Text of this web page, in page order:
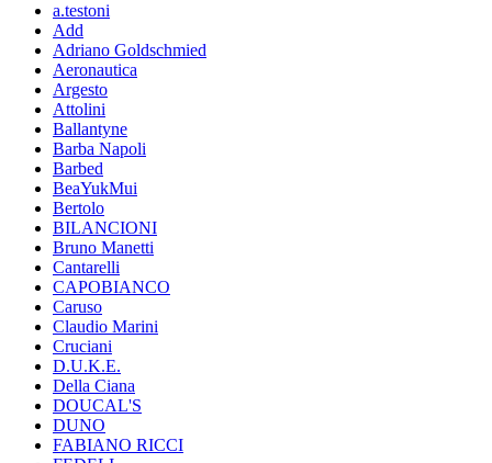
a.testoni
Add
Adriano Goldschmied
Aeronautica
Argesto
Attolini
Ballantyne
Barba Napoli
Barbed
BeaYukMui
Bertolo
BILANCIONI
Bruno Manetti
Cantarelli
CAPOBIANCO
Caruso
Claudio Marini
Cruciani
D.U.K.E.
Della Ciana
DOUCAL'S
DUNO
FABIANO RICCI